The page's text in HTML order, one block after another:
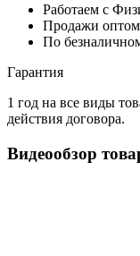
Работаем с
Продажи
По
Гарантия
1 год на все виды
действия договора.
Видеообзор